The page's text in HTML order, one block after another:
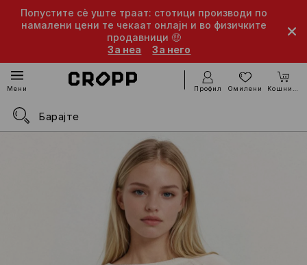
Попустите сè уште траат: стотици производи по
намалени цени те чекаат онлајн и во физичките
продавници 🤑
За неа
За него
Мени Профил Омилени Кошничка